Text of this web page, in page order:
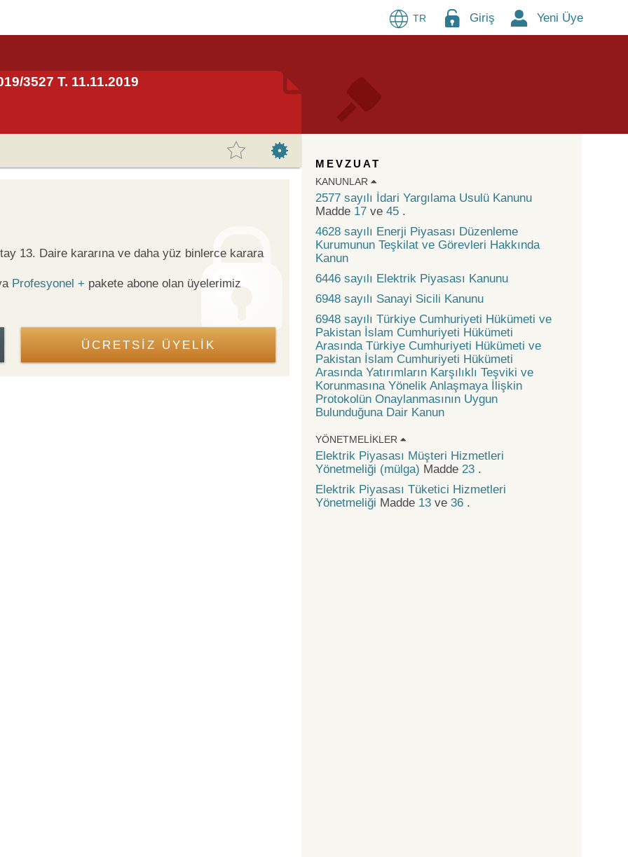
TR Giriş Yeni Üye
3527 T. 11.11.2019
13. Daire kararına ve daha yüz binlerce karara
Profesyonel + pakete abone olan üyelerimiz
ÜCRETSİZ ÜYELİK
MEVZUAT
KANUNLAR
2577 sayılı İdari Yargılama Usulü Kanunu
Madde 17 ve 45 .
4628 sayılı Enerji Piyasası Düzenleme
Kurumunun Teşkilat ve Görevleri Hakkında
Kanun
6446 sayılı Elektrik Piyasası Kanunu
6948 sayılı Sanayi Sicili Kanunu
6948 sayılı Türkiye Cumhuriyeti Hükümeti ve
Pakistan İslam Cumhuriyeti Hükümeti
Arasında Türkiye Cumhuriyeti Hükümeti ve
Pakistan İslam Cumhuriyeti Hükümeti
Arasında Yatırımların Karşılıklı Teşviki ve
Korunmasına Yönelik Anlaşmaya İlişkin
Protokolün Onaylanmasının Uygun
Bulunduğuna Dair Kanun
YÖNETMELIKLER
Elektrik Piyasası Müşteri Hizmetleri
Yönetmeliği (mülga) Madde 23 .
Elektrik Piyasası Tüketici Hizmetleri
Yönetmeliği Madde 13 ve 36 .